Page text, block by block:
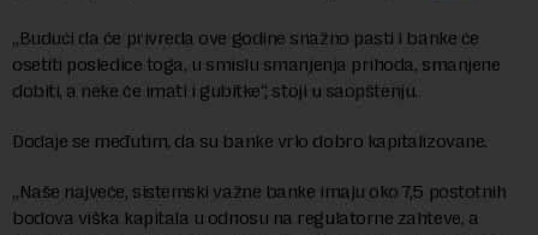
„Budući da će privreda ove godine snažno pasti i banke će
osetiti posledice toga, u smislu smanjenja prihoda, smanjene
dobiti, a neke će imati i gubitke“, stoji u saopštenju.
Dodaje se međutim, da su banke vrlo dobro kapitalizovane.
„Naše najveće, sistemski važne banke imaju oko 7,5 postotnih
bodova viška kapitala u odnosu na regulatorne zahteve, a